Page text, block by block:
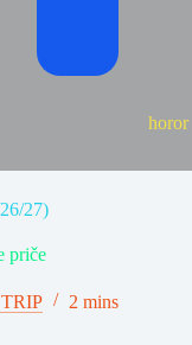
horor
27)
priče
2 mins